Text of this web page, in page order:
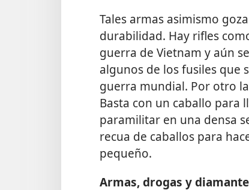
Tales armas asimismo
durabilidad. Hay rifles
guerra de Vietnam y aún
algunos de los fusiles que
guerra mundial. Por otro
Basta con un caballo para
paramilitar en una densa
recua de caballos para
pequeño.
Armas, drogas y